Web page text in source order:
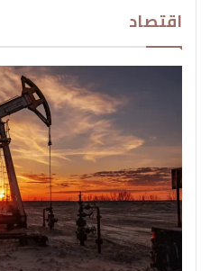
اقتصاد